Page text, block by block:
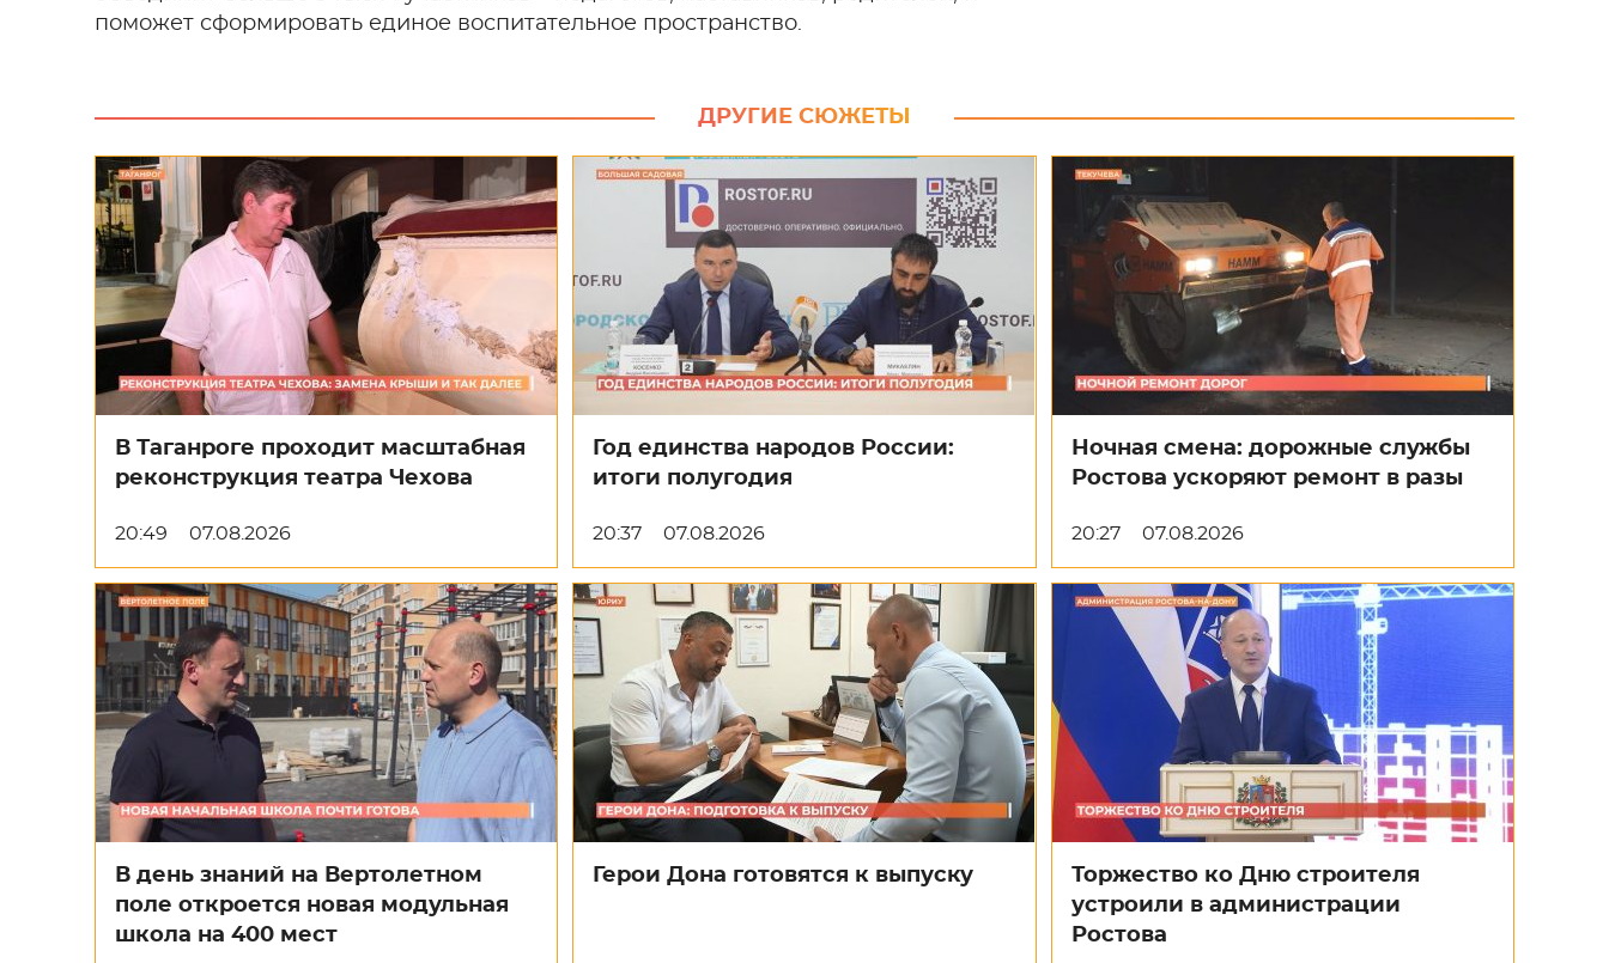
поможет сформировать единое воспитательное пространство.
ДРУГИЕ СЮЖЕТЫ
В Таганроге проходит масштабная
реконструкция театра Чехова
20:49 07.08.2026
Год единства народов России:
итоги полугодия
20:37 07.08.2026
Ночная смена: дорожные службы
Ростова ускоряют ремонт в разы
20:27 07.08.2026
В день знаний на Вертолетном
поле откроется новая модульная
школа на 400 мест
Герои Дона готовятся к выпуску
Торжество ко Дню строителя
устроили в администрации
Ростова